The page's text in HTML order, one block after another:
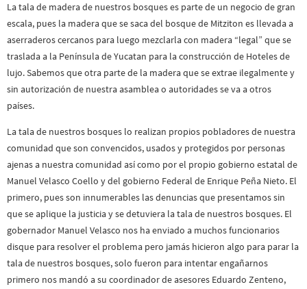
La tala de madera de nuestros bosques es parte de un negocio de gran
escala, pues la madera que se saca del bosque de Mitziton es llevada a
aserraderos cercanos para luego mezclarla con madera “legal” que se
traslada a la Península de Yucatan para la construcción de Hoteles de
lujo. Sabemos que otra parte de la madera que se extrae ilegalmente y
sin autorización de nuestra asamblea o autoridades se va a otros
países.
La tala de nuestros bosques lo realizan propios pobladores de nuestra
comunidad que son convencidos, usados y protegidos por personas
ajenas a nuestra comunidad así como por el propio gobierno estatal de
Manuel Velasco Coello y del gobierno Federal de Enrique Peña Nieto. El
primero, pues son innumerables las denuncias que presentamos sin
que se aplique la justicia y se detuviera la tala de nuestros bosques. El
gobernador Manuel Velasco nos ha enviado a muchos funcionarios
disque para resolver el problema pero jamás hicieron algo para parar la
tala de nuestros bosques, solo fueron para intentar engañarnos
primero nos mandó a su coordinador de asesores Eduardo Zenteno,